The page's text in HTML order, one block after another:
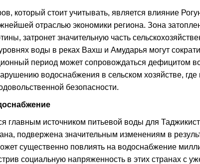
который стоит учитывать, является влияние
отраслью экономики региона. Зона
затронет значительную часть
воды в реках Вахш и Амударья могут
период может сопровождаться дефицитом
водоснабжения в сельском хозяйстве,
безопасности.
главным источником питьевой воды для
подвержена значительным изменениям в
существенно повлиять на водоснабжение
социальную напряженность в этих странах с